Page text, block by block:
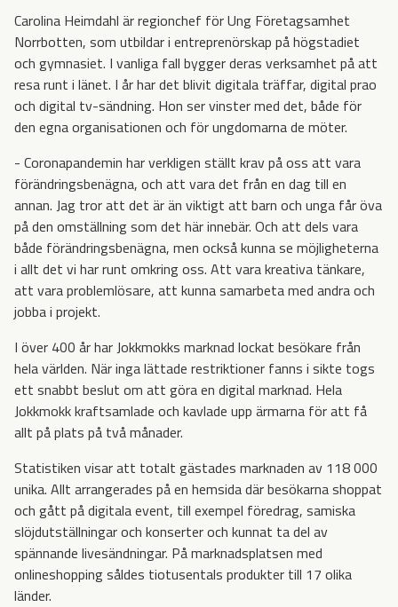
Carolina Heimdahl är regionchef för Ung Företagsamhet
Norrbotten, som utbildar i entreprenörskap på högstadiet
och gymnasiet. I vanliga fall bygger deras verksamhet på att
resa runt i länet. I år har det blivit digitala träffar, digital prao
och digital tv-sändning. Hon ser vinster med det, både för
den egna organisationen och för ungdomarna de möter.
- Coronapandemin har verkligen ställt krav på oss att vara
förändringsbenägna, och att vara det från en dag till en
annan. Jag tror att det är än viktigt att barn och unga får öva
på den omställning som det här innebär. Och att dels vara
både förändringsbenägna, men också kunna se möjligheterna
i allt det vi har runt omkring oss. Att vara kreativa tänkare,
att vara problemlösare, att kunna samarbeta med andra och
jobba i projekt.
I över 400 år har Jokkmokks marknad lockat besökare från
hela världen. När inga lättade restriktioner fanns i sikte togs
ett snabbt beslut om att göra en digital marknad. Hela
Jokkmokk kraftsamlade och kavlade upp ärmarna för att få
allt på plats på två månader.
Statistiken visar att totalt gästades marknaden av 118 000
unika. Allt arrangerades på en hemsida där besökarna shoppat
och gått på digitala event, till exempel föredrag, samiska
slöjdutställningar och konserter och kunnat ta del av
spännande livesändningar. På marknadsplatsen med
onlineshopping såldes tiotusentals produkter till 17 olika
länder.